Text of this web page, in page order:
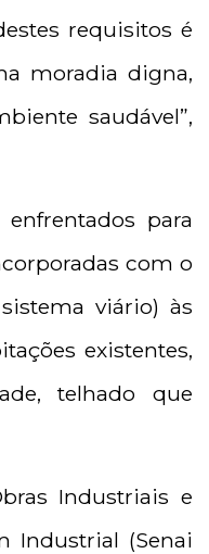
requisitos é
moradia digna,
saudável”,
para
com o
viário) às
existentes,
telhado que
Industriais e
Industrial (Senai